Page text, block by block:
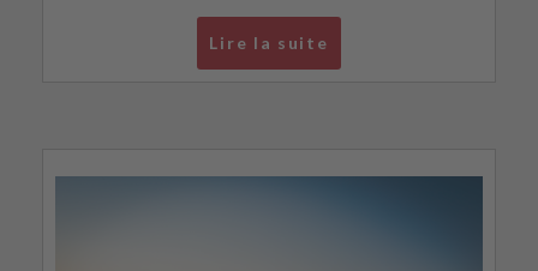
Lire la suite